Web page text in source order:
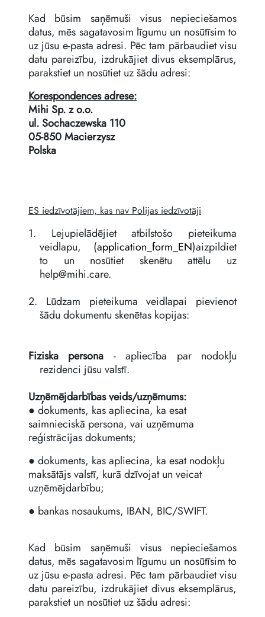
Kad būsim saņēmuši visus nepieciešamos
datus, mēs sagatavosim līgumu un nosūtīsim to
uz jūsu e-pasta adresi. Pēc tam pārbaudiet visu
datu pareizību, izdrukājiet divus eksemplārus,
parakstiet un nosūtiet uz šādu adresi:
Korespondences adrese:
Mihi Sp. z o.o.
ul. Sochaczewska 110
05-850 Macierzysz
Polska
ES iedzīvotājiem, kas nav Polijas iedzīvotāji
1. Lejupielādējiet atbilstošo pieteikuma
veidlapu, (application_form_EN)aizpildiet
to un nosūtiet skenētu attēlu uz
help@mihi.care.
2. Lūdzam pieteikuma veidlapai pievienot
šādu dokumentu skenētas kopijas:
Fiziska persona - apliecība par nodokļu
rezidenci jūsu valstī.
Uzņēmējdarbības veids/uzņēmums:
● dokuments, kas apliecina, ka esat
saimnieciskā persona, vai uzņēmuma
reģistrācijas dokuments;
● dokuments, kas apliecina, ka esat nodokļu
maksātājs valstī, kurā dzīvojat un veicat
uzņēmējdarbību;
● bankas nosaukums, IBAN, BIC/SWIFT.
Kad būsim saņēmuši visus nepieciešamos
datus, mēs sagatavosim līgumu un nosūtīsim to
uz jūsu e-pasta adresi. Pēc tam pārbaudiet visu
datu pareizību, izdrukājiet divus eksemplārus,
parakstiet un nosūtiet uz šādu adresi: